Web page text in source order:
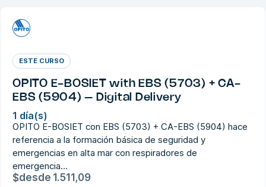
ESTE CURSO
OPITO E-BOSIET with EBS (5703) + CA-
EBS (5904) – Digital Delivery
1 día(s)
OPITO E-BOSIET con EBS (5703) + CA-EBS (5904) hace
referencia a la formación básica de seguridad y
emergencias en alta mar con respiradores de
emergencia…
$desde 1.511,09